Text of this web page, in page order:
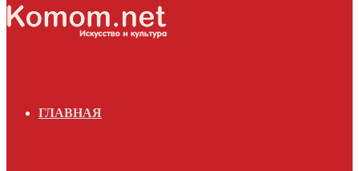
ГЛАВНАЯ